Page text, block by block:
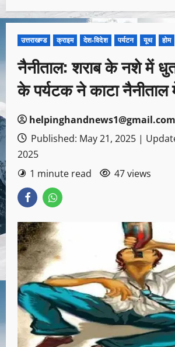
उत्तराखण्ड क्राइम देश-विदेश पर्यटन यूथ होम
नैनीताल: शराब के नशे में धुत
के पर्यटक ने काटा नैनीताल
helpinghandnews1@gmail.com
Published: May 21, 2025 |
2025
1 minute read
47 views